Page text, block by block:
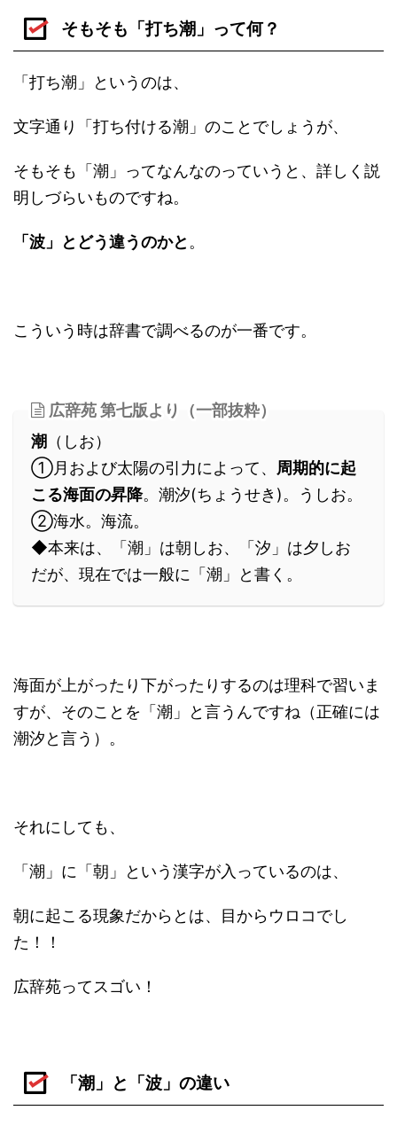
そもそも「打ち潮」って何？
「打ち潮」というのは、
文字通り「打ち付ける潮」のことでしょうが、
そもそも「潮」ってなんなのっていうと、詳しく説
明しづらいものですね。
「波」とどう違うのかと。
こういう時は辞書で調べるのが一番です。
広辞苑 第七版より（一部抜粋）
潮 （しお）
①月および太陽の引力によって、 周期的に起
こる海面の昇降。潮汐(ちょうせき)。うしお。
②海水。海流。
◆本来は、「潮」は朝しお、「汐」は夕しお
だが、現在では一般に「潮」と書く。
海面が上がったり下がったりするのは理科で習いま
すが、そのことを「潮」と言うんですね（正確には
潮汐と言う）。
それにしても、
「潮」に「朝」という漢字が入っているのは、
朝に起こる現象だからとは、目からウロコでし
た！！
広辞苑ってスゴい！
「潮」と「波」の違い